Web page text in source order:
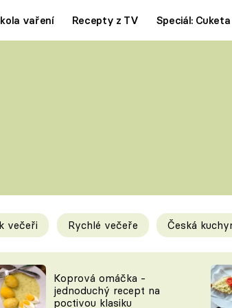
vaření Recepty z TV Speciál: Cuketa
a triky
KAM ZA JÍDLEM
večeři Rychlé večeře Česká
Koprová omáčka -
jednoduchý recept na
poctivou klasiku